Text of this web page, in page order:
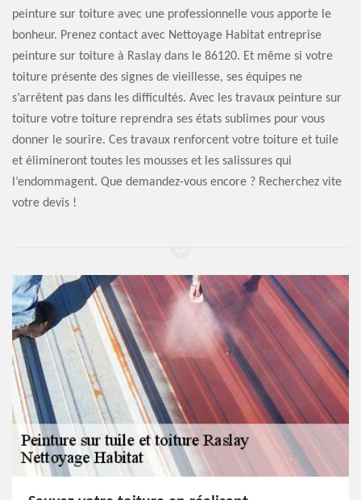
peinture sur toiture avec une professionnelle vous apporte le
bonheur. Prenez contact avec Nettoyage Habitat entreprise
peinture sur toiture à Raslay dans le 86120. Et même si votre
toiture présente des signes de vieillesse, ses équipes ne
s’arrêtent pas dans les difficultés. Avec les travaux peinture sur
toiture votre toiture reprendra ses états sublimes pour vous
donner le sourire. Ces travaux renforcent votre toiture et tuile
et élimineront toutes les mousses et les salissures qui
l’endommagent. Que demandez-vous encore ? Recherchez vite
votre devis !